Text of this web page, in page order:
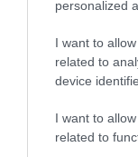
personalized
I want to
related to
device
I want to
related to
Olvasd el
Szex és
szerint
Catrallt a
Szex és